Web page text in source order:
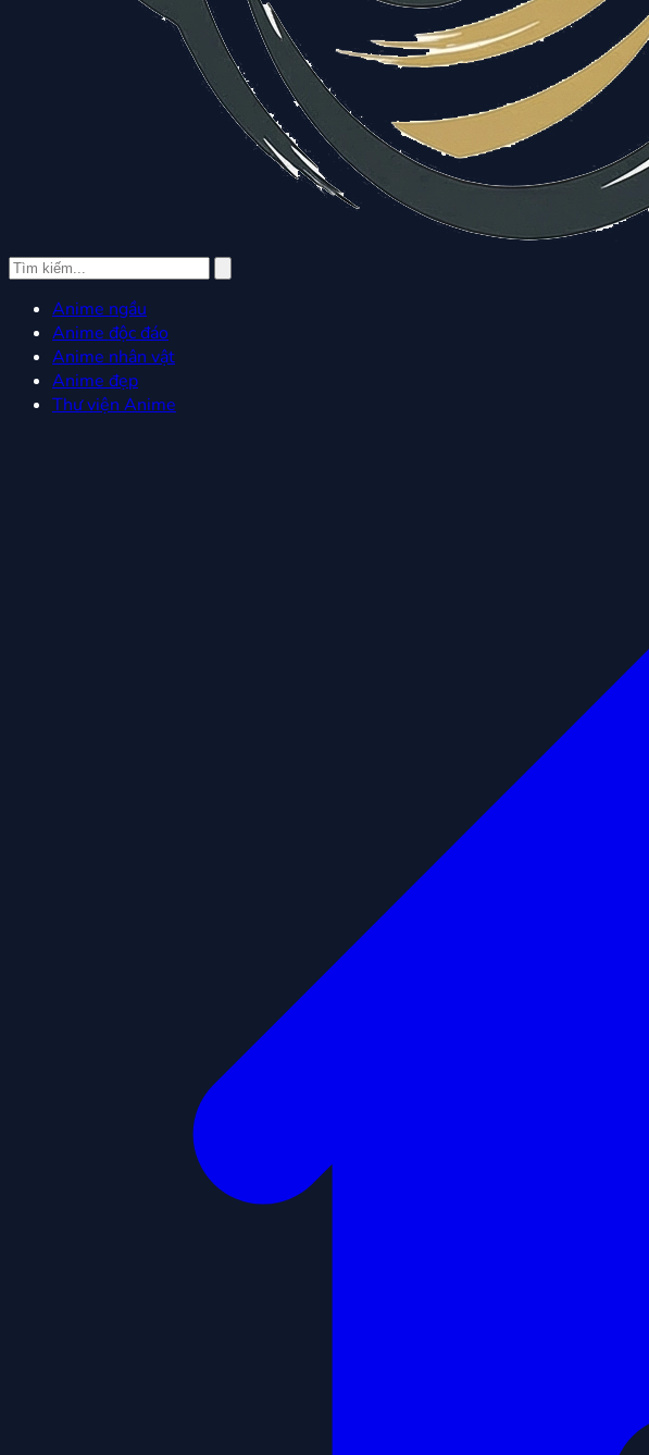
Anime ngầu
Anime độc đáo
Anime nhân vật
Anime đẹp
Thư viện Anime